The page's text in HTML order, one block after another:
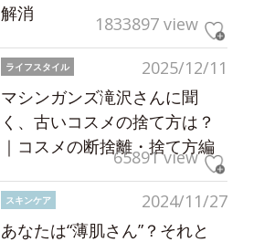
解消
1833897 view
2025/12/11
ライフスタイル
マシンガンズ滝沢さんに聞
く、古いコスメの捨て方は？
｜コスメの断捨離・捨て方編
65891 view
2024/11/27
スキンケア
あなたは“薄肌さん”？それと